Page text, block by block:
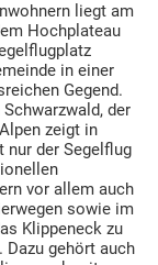
liegt am
Hochplateau
in einer
Gegend.
der
zeigt in
nur der Segelflug
vor allem auch
sowie im
Klippeneck zu
gehört auch